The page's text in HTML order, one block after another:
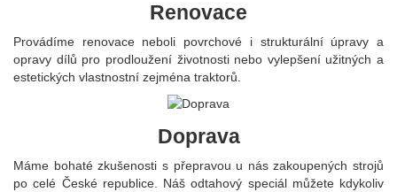
Renovace
Provádíme renovace neboli povrchové i strukturální úpravy a
opravy dílů pro prodloužení životnosti nebo vylepšení užitných a
estetických vlastnostní zejména traktorů.
Doprava
Máme bohaté zkušenosti s přepravou u nás zakoupených strojů
po celé České republice. Náš odtahový speciál můžete kdykoliv